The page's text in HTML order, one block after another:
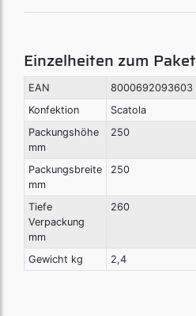
Einzelheiten zum Paket
EAN
8000692093603
Konfektion
Scatola
Packungshöhe
mm
250
Packungsbreite
mm
250
Tiefe
Verpackung
mm
260
Gewicht kg 2,4